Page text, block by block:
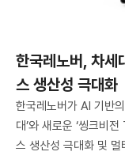
한국레노버, 차세
스 생산성 극대화
한국레노버가 AI 기반
대’와 새로운 ‘씽크비
스 생산성 극대화 및